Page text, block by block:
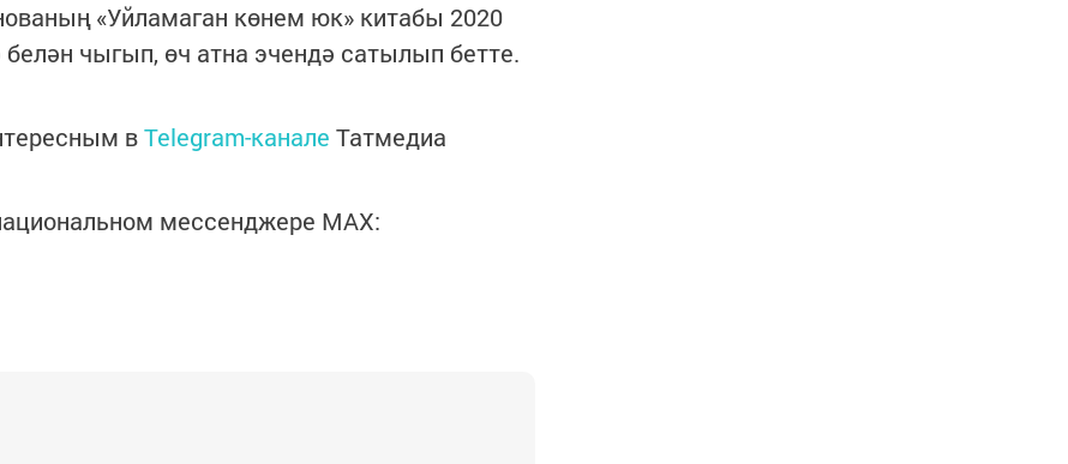
«Уйламаган көнем юк» китабы 2020
чыгып, өч атна эчендә сатылып бетте.
вTelegram-канале Татмедиа
мессенджере MАХ: